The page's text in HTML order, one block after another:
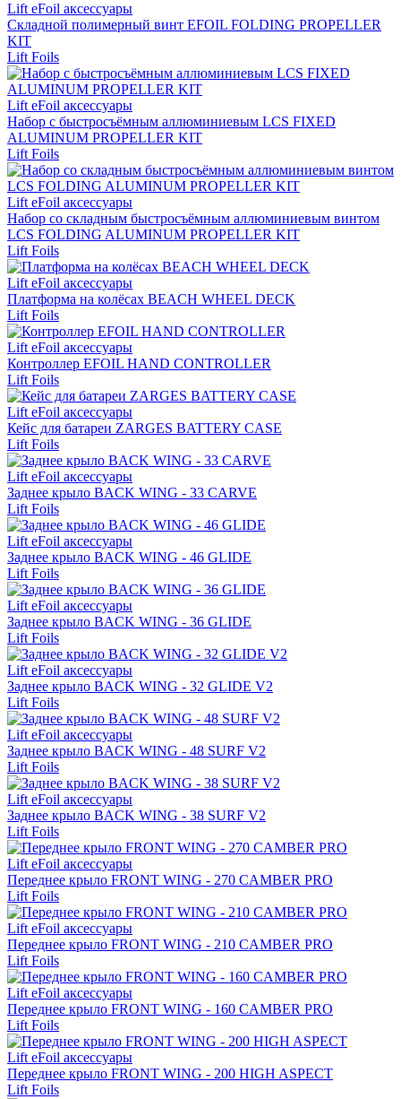
Lift eFoil аксессуары
Складной полимерный винт EFOIL FOLDING PROPELLER
KIT
Lift Foils
Lift eFoil аксессуары
Набор с быстросъёмным аллюминиевым LCS FIXED
ALUMINUM PROPELLER KIT
Lift Foils
Lift eFoil аксессуары
Набор со складным быстросъёмным аллюминиевым винтом
LCS FOLDING ALUMINUM PROPELLER KIT
Lift Foils
Lift eFoil аксессуары
Платформа на колёсах BEACH WHEEL DECK
Lift Foils
Lift eFoil аксессуары
Контроллер EFOIL HAND CONTROLLER
Lift Foils
Lift eFoil аксессуары
Кейс для батареи ZARGES BATTERY CASE
Lift Foils
Lift eFoil аксессуары
Заднее крыло BACK WING - 33 CARVE
Lift Foils
Lift eFoil аксессуары
Заднее крыло BACK WING - 46 GLIDE
Lift Foils
Lift eFoil аксессуары
Заднее крыло BACK WING - 36 GLIDE
Lift Foils
Lift eFoil аксессуары
Заднее крыло BACK WING - 32 GLIDE V2
Lift Foils
Lift eFoil аксессуары
Заднее крыло BACK WING - 48 SURF V2
Lift Foils
Lift eFoil аксессуары
Заднее крыло BACK WING - 38 SURF V2
Lift Foils
Lift eFoil аксессуары
Переднее крыло FRONT WING - 270 CAMBER PRO
Lift Foils
Lift eFoil аксессуары
Переднее крыло FRONT WING - 210 CAMBER PRO
Lift Foils
Lift eFoil аксессуары
Переднее крыло FRONT WING - 160 CAMBER PRO
Lift Foils
Lift eFoil аксессуары
Переднее крыло FRONT WING - 200 HIGH ASPECT
Lift Foils